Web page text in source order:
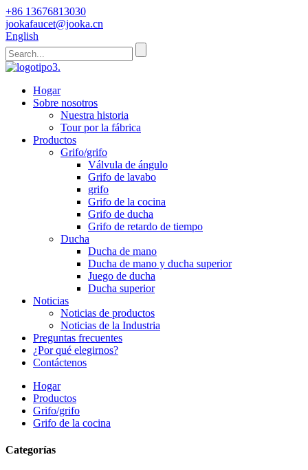
+86 13676813030
jookafaucet@jooka.cn
English
Hogar
Sobre nosotros
Nuestra historia
Tour por la fábrica
Productos
Grifo/grifo
Válvula de ángulo
Grifo de lavabo
grifo
Grifo de la cocina
Grifo de ducha
Grifo de retardo de tiempo
Ducha
Ducha de mano
Ducha de mano y ducha superior
Juego de ducha
Ducha superior
Noticias
Noticias de productos
Noticias de la Industria
Preguntas frecuentes
¿Por qué elegirnos?
Contáctenos
Hogar
Productos
Grifo/grifo
Grifo de la cocina
Categorías